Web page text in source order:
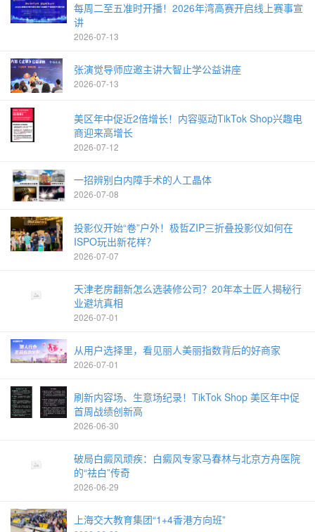
每周二至五准时开播！2026年湾高赛开启线上赛事宣
讲
2026-07-13
张演觉导师应邀主讲大智止学公益讲座
2026-07-13
美区年中促近2倍增长！内容驱动TikTok Shop兴趣电
商迎来高增长
2026-07-12
一招辨别白内障手术的人工晶体
2026-07-08
投影仪开始“卷”户外！极哲ZIP三折叠投影仪如何在
ISPO玩出新花样？
2026-07-07
天津老房翻新怎么选装修公司？20年本土匠人揭秘行
业避坑真相
2026-07-01
从用户选择里，看见丽人美丽指数背后的好商家
2026-07-01
刷新内容场、生意场纪录！TikTok Shop 美区年中促
首周战绩创新高
2026-06-30
破局白癜风顽疾：白癜风专家马春林与北京方舟医院
的“祛白”传奇
2026-06-29
上海交大教育集团“1+4香港方向班”